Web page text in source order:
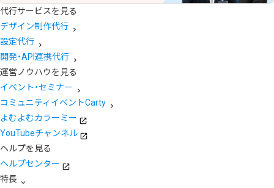
代行サービスを見る
デザイン制作代行
設定代行
開発・API連携代行
運営ノウハウを見る
イベント・セミナー
コミュニティイベントCarty
よむよむカラーミー
YouTubeチャンネル
ヘルプを見る
ヘルプセンター
特長